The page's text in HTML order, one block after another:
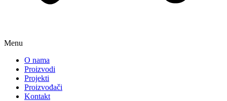
Menu
O nama
Proizvodi
Projekti
Proizvođači
Kontakt